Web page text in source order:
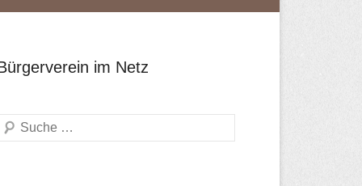
im Netz